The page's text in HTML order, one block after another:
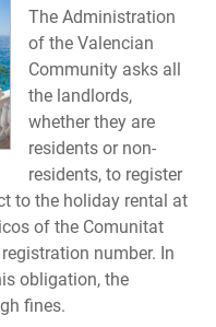
The Administration
of the Valencian
Community asks all
the landlords,
whether they are
residents or non-
residents, to register
to the holiday rental at
of the Comunitat
number. In
obligation, the
fines.